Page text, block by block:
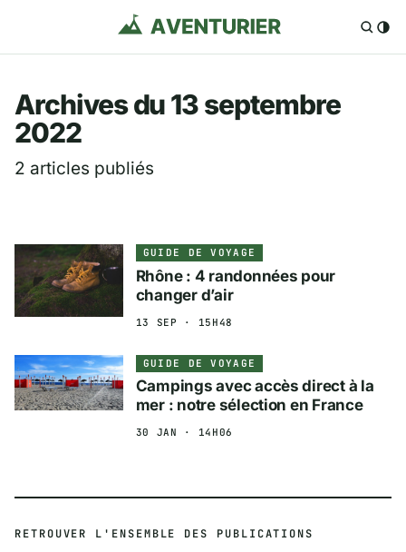
Aventurier.fr —
Archives du 13 septembre
2022
2 articles publiés
GUIDE DE VOYAGE
Rhône : 4 randonnées pour
changer d’air
13 SEP · 15H48
GUIDE DE VOYAGE
Campings avec accès direct à la
mer : notre sélection en France
30 JAN · 14H06
RETROUVER L'ENSEMBLE DES PUBLICATIONS